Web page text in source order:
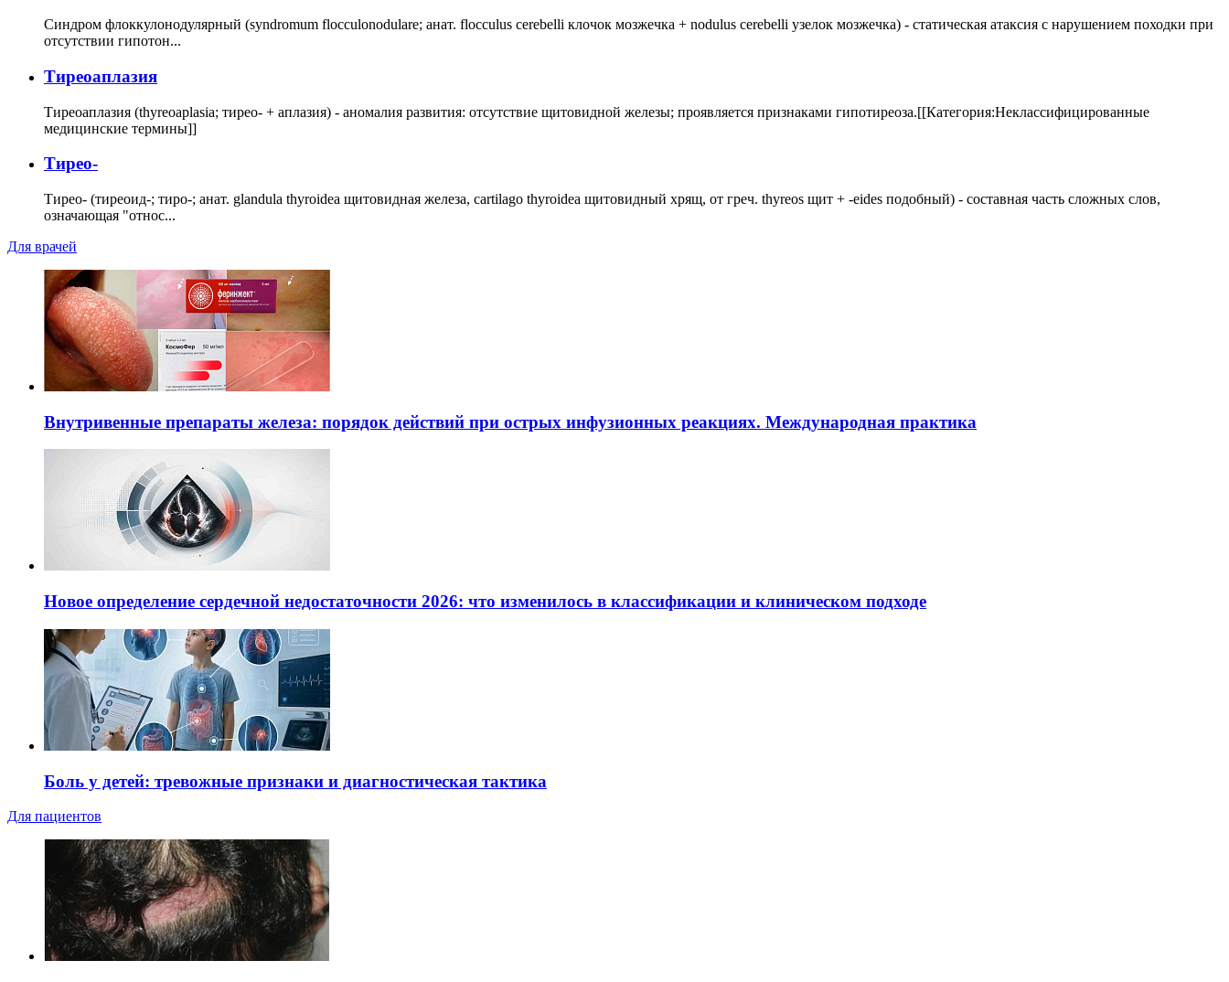
Синдром флоккулонодулярный (syndromum flocculonodulare; анат. flocculus cerebelli клочок мозжечка + nodulus cerebelli узелок мозжечка) - статическая атаксия с нарушением походки при
отсутствии гипотон...
Тиреоаплазия
Тиреоаплазия (thyreoaplasia; тирео- + аплазия) - аномалия развития: отсутствие щитовидной железы; проявляется признаками гипотиреоза.[[Категория:Неклассифицированные
медицинские термины]]
Тирео-
Тирео- (тиреоид-; тиро-; анат. glandula thyroidea щитовидная железа, cartilago thyroidea щитовидный хрящ, от греч. thyreos щит + -eides подобный) - составная часть сложных слов,
означающая "относ...
Для врачей
Внутривенные препараты железа: порядок действий при острых инфузионных реакциях. Международная практика
Новое определение сердечной недостаточности 2026: что изменилось в классификации и клиническом подходе
Боль у детей: тревожные признаки и диагностическая тактика
Для пациентов